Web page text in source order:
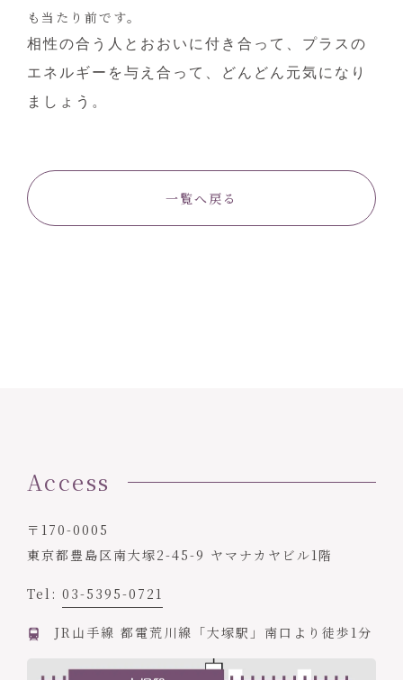
も当たり前です。
相性の合う人とおおいに付き合って、プラスの
エネルギーを与え合って、どんどん元気になり
ましょう。
一覧へ戻る
Access
〒170-0005
東京都豊島区南大塚2-45-9 ヤマナカヤビル1階
Tel: 03-5395-0721
JR山手線 都電荒川線「大塚駅」南口より徒歩1分